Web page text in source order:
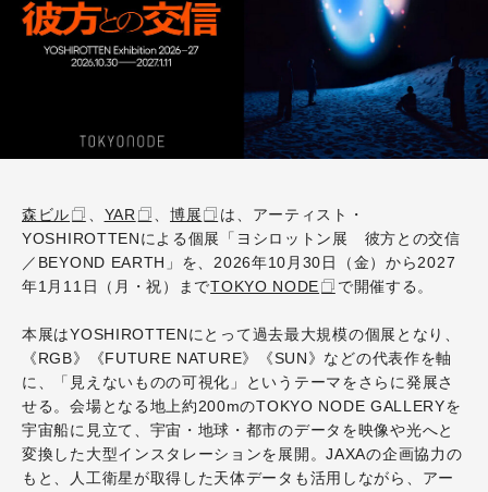
森ビル YAR 、博展
は、アーティスト・
YOSHIROTTENによる個展「ヨシロットン展 彼方との交信
／BEYOND EARTH」を、2026年10月30日（金）から2027
年1月11日（月・祝）までTOKYO NODE で開催する。
本展はYOSHIROTTENにとって過去最大規模の個展となり、
《RGB》《FUTURE NATURE》《SUN》などの代表作を軸
に、「見えないものの可視化」というテーマをさらに発展さ
せる。会場となる地上約200mのTOKYO NODE GALLERYを
宇宙船に見立て、宇宙・地球・都市のデータを映像や光へと
変換した大型インスタレーションを展開。JAXAの企画協力の
もと、人工衛星が取得した天体データも活用しながら、アー